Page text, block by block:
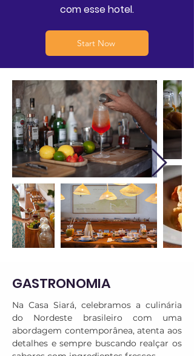
com esse hotel.
Start Now
GASTRONOMIA
Na Casa Siará, celebramos a culinária
do Nordeste brasileiro com uma
abordagem contemporânea, atenta aos
detalhes e sempre buscando realçar os